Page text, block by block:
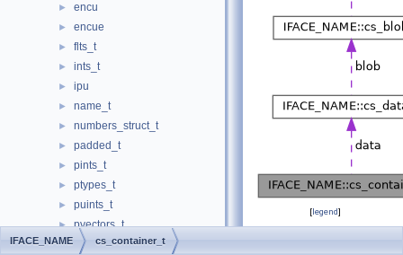
► encu
► encue
► flts_t
► ints_t
► ipu
► name_t
► numbers_struct_t
► padded_t
► pints_t
► ptypes_t
► puints_t
► pvectors_t
► s123_t
[legend]
IFACE_NAME cs_container_t